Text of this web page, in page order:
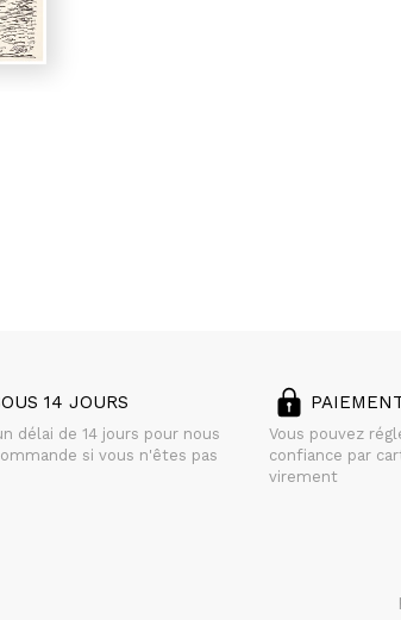
14 JOURS
délai de 14 jours pour nous
si vous n'êtes pas
Vous pouvez
confiance par
virement